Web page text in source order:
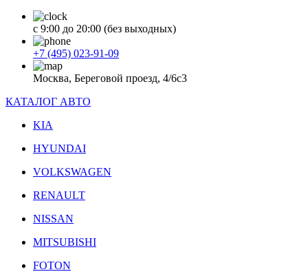
с 9:00 до 20:00 (без выходных)
+7 (495) 023-91-09
Москва, Береговой проезд, 4/6с3
КАТАЛОГ АВТО
KIA
HYUNDAI
VOLKSWAGEN
RENAULT
NISSAN
MITSUBISHI
FOTON